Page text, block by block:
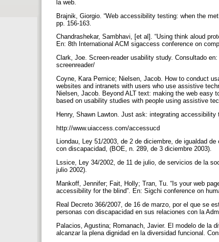
la web.
Brajnik, Giorgio. “Web accessibility testing: when the
pp. 156-163.
Chandrashekar, Sambhavi, [et al]. “Using think aloud
En: 8th International ACM sigaccess conference on
Clark, Joe. Screen-reader usability study. Consultado
screenreader/
Coyne, Kara Pernice; Nielsen, Jacob. How to conduct
websites and intranets with users who use assistive
Nielsen, Jacob. Beyond ALT text: making the web easy
based on usability studies with people using assistive
Henry, Shawn Lawton. Just ask: integrating
http://www.uiaccess.com/accessucd
Liondau, Ley 51/2003, de 2 de diciembre, de igualdad
con discapacidad, (BOE, n. 289, de 3 diciembre 2003).
Lssice, Ley 34/2002, de 11 de julio, de servicios de la
julio 2002).
Mankoff, Jennifer; Fait, Holly; Tran, Tu. “Is your web
accessibility for the blind”. En: Sigchi conference on
Real Decreto 366/2007, de 16 de marzo, por el que se
personas con discapacidad en sus relaciones con la
Palacios, Agustina; Romanach, Javier. El modelo de la
alcanzar la plena dignidad en la diversidad funcional.